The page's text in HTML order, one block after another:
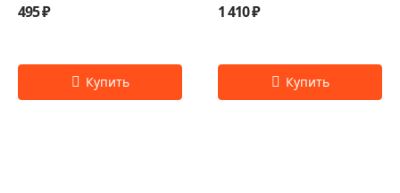
495 ₽ 1 410 ₽